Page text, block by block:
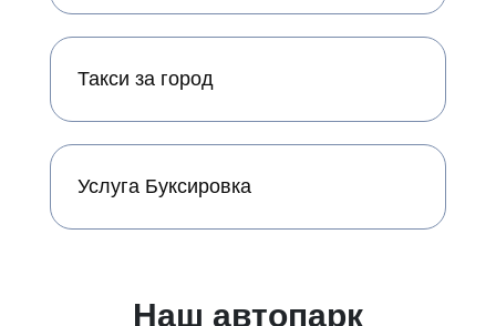
Такси за город
Услуга Буксировка
Наш автопарк